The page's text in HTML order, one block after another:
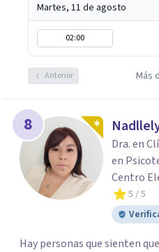
Martes, 11 de agosto
02:00
Anterior Más
8
Dra. en
en
Centro
5 / 5
Hay personas que sienten